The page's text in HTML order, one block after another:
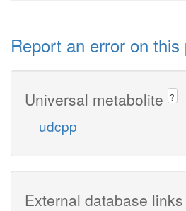
Report an error on this
Universal metabolite ?
udcpp
External database links